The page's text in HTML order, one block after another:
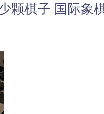
颗棋子 国际象